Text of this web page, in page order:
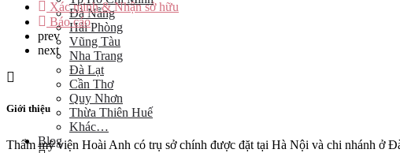
Đà Nẵng
Hải Phòng
Vũng Tàu
Nha Trang
Đà Lạt
Cần Thơ
Quy Nhơn
Thừa Thiên Huế
Khác…
Blog
Xác minh & Nhận sở hữu
Báo cáo
prev
next
Giới thiệu
Thẩm mỹ viện Hoài Anh có trụ sở chính được đặt tại Hà Nội và chi nhánh ở